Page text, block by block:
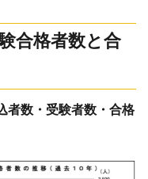
合格者数と合
者数・受験者数・合格